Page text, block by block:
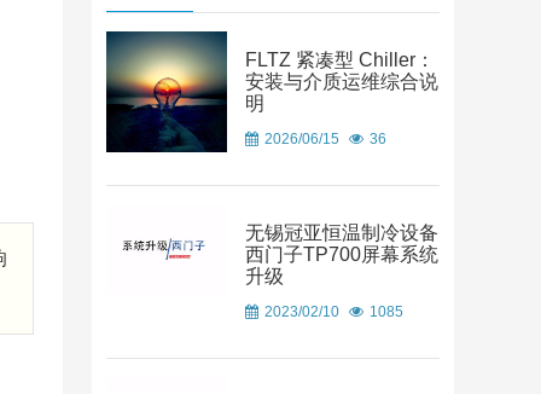
FLTZ 紧凑型 Chiller：
安装与介质运维综合说
明
2026/06/15 36
无锡冠亚恒温制冷设备
西门子TP700屏幕系统
升级
2023/02/10 1085